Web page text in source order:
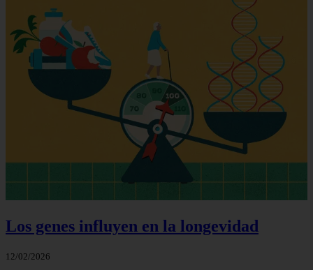
Los genes influyen en la longevidad
12/02/2026